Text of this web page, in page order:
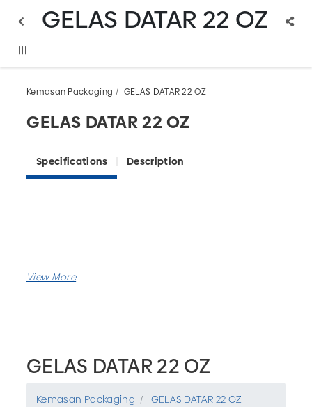
GELAS DATAR 22 OZ
Kemasan Packaging GELAS DATAR 22 OZ
GELAS DATAR 22 OZ
Specifications Description
GELAS DATAR 22 OZ
Kemasan Packaging GELAS DATAR 22 OZ